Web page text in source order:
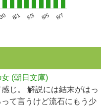
8/1 8/3 8/5 8/7
(朝日文庫)
じ。 解説には結末がはっ
て言うけど流石にもう少